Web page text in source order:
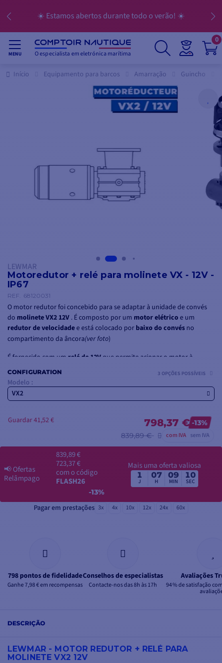
☀️ Estamos abertos durante todo o verão! ☀️
MENU O especialista em eletrónica marítima
0
Início Equipamento para barcos Amarração Guincho
LEWMAR
Motoredutor + relé para molinete VX - 12V -
IP67
REF. 68120031
O motor redutor foi concebido para se adaptar à unidade de convés
do molinete VX2 12V . É composto por um motor elétricoe um
redutor de velocidadee está colocado por baixo do convés no
compartimento da âncora(ver foto)
É fornecido com um relé de 12V que permite acionar o motor à
distância e acionar o molinete.
Se procura um molinete completo com unidade de convés, carretel,
motor redutor e relé, opte pelo
CONFIGURATION
Modelo :
VX2
3 OPÇÕES POSSÍVEIS
798,37 € -13%
839,89 €
com IVA sem IVA
Guardar 41,52 €
📢Ofertas
Relâmpago
839,89 €
723,37 €
com o código
FLASH26
-13%
Mais uma oferta valiosa
1
J
07
H
09
MIN
09
SEC
Pagar em prestações 3x 4x 10x 12x 24x 60x
798 pontos de fidelidade
Ganhe 7,98 € em recompensas
Conselhos de especialistas
Contacte-nos das 8h às 17h
Avaliações
94 % de satisfação
DESCRIÇÃO
LEWMAR - MOTOR REDUTOR + RELÉ PARA
MOLINETE VX2 12V